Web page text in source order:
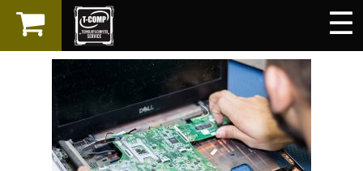
☰
×
LAPTOP
SPAREPART
AKSESORIS